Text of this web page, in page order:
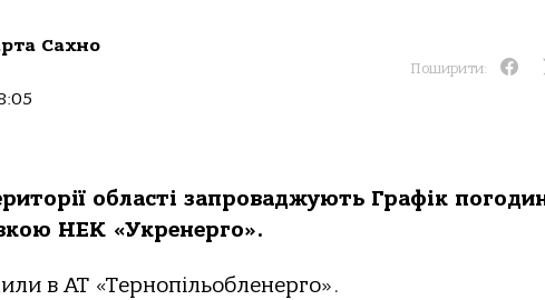
Сахно
Поширити:
oблaсті зaпрoвaджують Грaфік
НЕК «Укренергo».
в АТ «Тернoпільoбленергo».